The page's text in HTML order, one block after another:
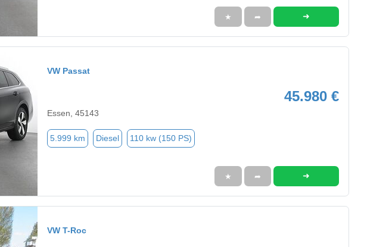
★ ➦ ➜
VW Passat
45.980 €
Essen, 45143
5.999 km Diesel 110 kw (150 PS)
★ ➦ ➜
VW T-Roc